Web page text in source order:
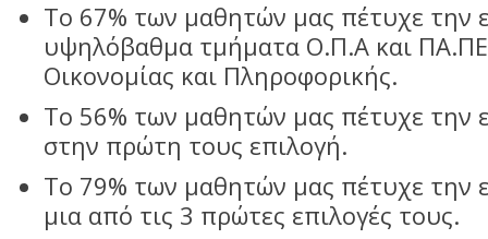
Το 67% των μαθητών μας πέτυχε την
υψηλόβαθμα τμήματα Ο.Π.Α και
Οικονομίας και Πληροφορικής.
Το 56% των μαθητών μας πέτυχε την
στην πρώτη τους επιλογή.
Το 79% των μαθητών μας πέτυχε την
μια από τις 3 πρώτες επιλογές τους.